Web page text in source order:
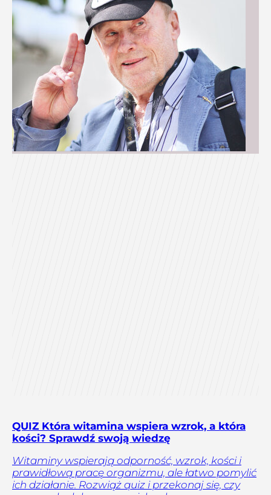
QUIZ Która witamina wspiera wzrok, a która
kości? Sprawdź swoją wiedzę
Witaminy wspierają odporność, wzrok, kości i
prawidłową pracę organizmu, ale łatwo pomylić
ich działanie. Rozwiąż quiz i przekonaj się, czy